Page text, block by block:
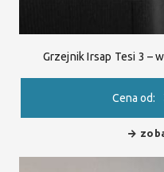
Grzejnik Irsap Tesi 3 –
Cena od: